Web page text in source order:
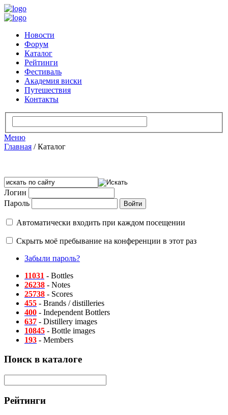
Новости
Форум
Каталог
Рейтинги
Фестиваль
Академия виски
Путешествия
Контакты
Меню
Главная /Каталог
Логин
Пароль
Автоматически входить при каждом посещении
Скрыть моё пребывание на конференции в этот раз
Забыли пароль?
11031 - Bottles
26238 - Notes
25738 - Scores
455 - Brands / distilleries
400 - Independent Bottlers
637 - Distillery images
10845 - Bottle images
193 - Members
Поиск в каталоге
Рейтинги